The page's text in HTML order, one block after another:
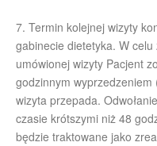
7. Termin kolejnej wizyty
gabinecie dietetyka. W
umówionej wizyty Pacjent
godzinnym
wizyta przepada.
czasie krótszymi niż 48
będzie traktowane jako